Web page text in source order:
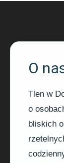
O
Tlen w
o
bliskich